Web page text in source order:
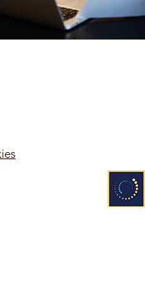
EN GERIATRÍA
ESCOLARES